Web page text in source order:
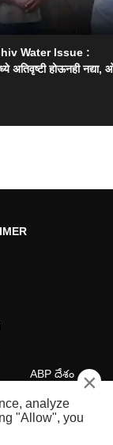
Water Issue :
अतिवृष्टी होऊनही नद्या,
ABP దేశం ×
analyze
"Allow", you